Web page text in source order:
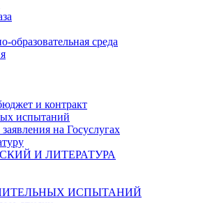
среда
и контракт
испытаний
на Госуслугах
И ЛИТЕРАТУРА
ИСПЫТАНИЙ